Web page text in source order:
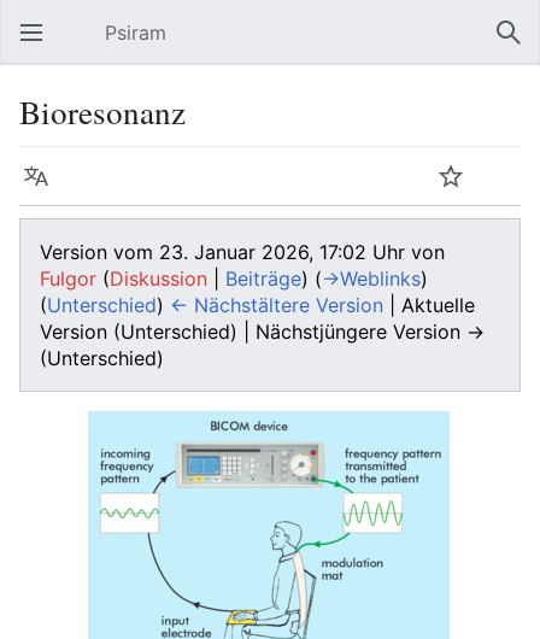
Hauptmenü öffnen Psiram
Bioresonanz
Sprache Beobachten
Version vom 23. Januar 2026, 17:02 Uhr von
Fulgor (Diskussion Beiträge) (→‎Weblinks)
(Unterschied) ← Nächstältere Version | Aktuelle
Version (Unterschied) | Nächstjüngere Version →
(Unterschied)